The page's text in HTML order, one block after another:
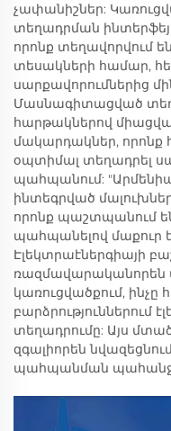
չափանիշներ:
տեղադրման
որոնք տեղավորվում
տեսակների համար,
սարքավորումներից
Մասնագիտացված
հարթակներով
մակարդակներ, որոնք
օպտիմալ տեղադրել
պահպանում:
ինտեգրված
որոնք պաշտպանում
պահպանելով մաքուր
Էլեկտրաէներգիայի
ռազմավարականորեն
կառուցվածքում, ինչը
բարձրություններում
տեղադրումը: Այս
զգալիորեն
պահպանման